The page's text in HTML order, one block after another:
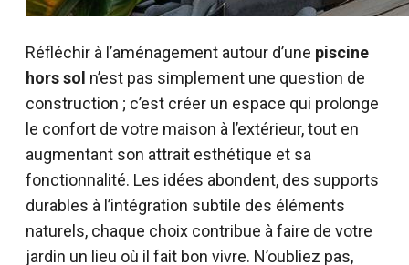
Réfléchir à l’aménagement autour d’une piscine
hors sol n’est pas simplement une question de
construction ; c’est créer un espace qui prolonge
le confort de votre maison à l’extérieur, tout en
augmentant son attrait esthétique et sa
fonctionnalité. Les idées abondent, des supports
durables à l’intégration subtile des éléments
naturels, chaque choix contribue à faire de votre
jardin un lieu où il fait bon vivre. N’oubliez pas,